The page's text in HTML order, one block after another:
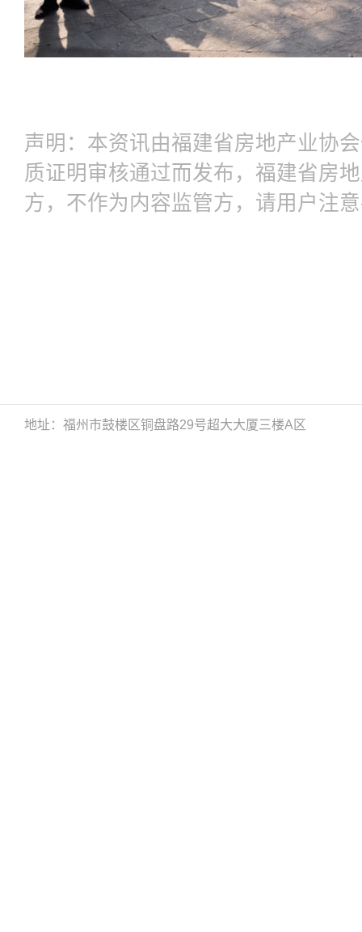
声明：本资讯由福建省房地产业协
质证明审核通过而发布，福建省房
方，不作为内容监管方，请用户注
地址：福州市鼓楼区铜盘路29号超大大厦三楼A区